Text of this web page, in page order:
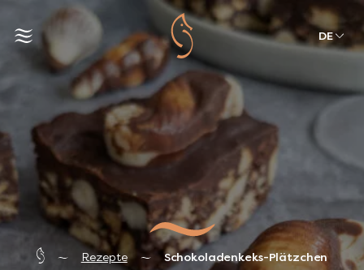
DE
Rezepte Schokoladenkeks-Plätzchen